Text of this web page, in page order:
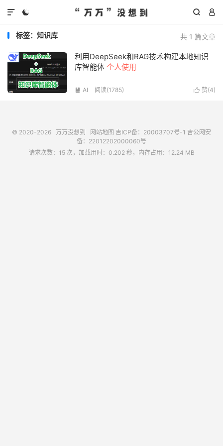
  

共 1 篇文章
标签：知识库
利用DeepSeek和RAG技术构建本地知识
库智能体 个人使用
 赞(4)
 AI 阅读(1785)
© 2020-2026 万万没想到 网站地图 吉ICP备：20003707号-1 吉公网安
备：22012202000060号
请求次数：15 次，加载用时：0.202 秒，内存占用：12.24 MB